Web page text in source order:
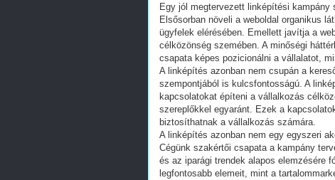
Egy jól megtervezett linképítési
Elsősorban növeli a weboldal organikus
ügyfelek elérésében. Emellett javítja a
célközönség szemében. A minőségi
csapata képes pozicionálni a vállalatot,
A linképítés azonban nem csupán a
szempontjából is kulcsfontosságú. A
kapcsolatokat építeni a vállalkozás
szereplőkkel egyaránt. Ezek a
biztosíthatnak a vállalkozás számára.
A linképítés azonban nem egy egyszeri
Cégünk szakértői csapata a kampány
és az iparági trendek alapos elemzésére
legfontosabb elemeit, mint a